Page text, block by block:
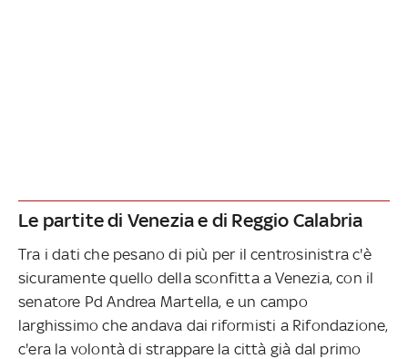
Le partite di Venezia e di Reggio Calabria
Tra i dati che pesano di più per il centrosinistra c'è
sicuramente quello della sconfitta a Venezia, con il
senatore Pd Andrea Martella, e un campo
larghissimo che andava dai riformisti a Rifondazione,
c'era la volontà di strappare la città già dal primo